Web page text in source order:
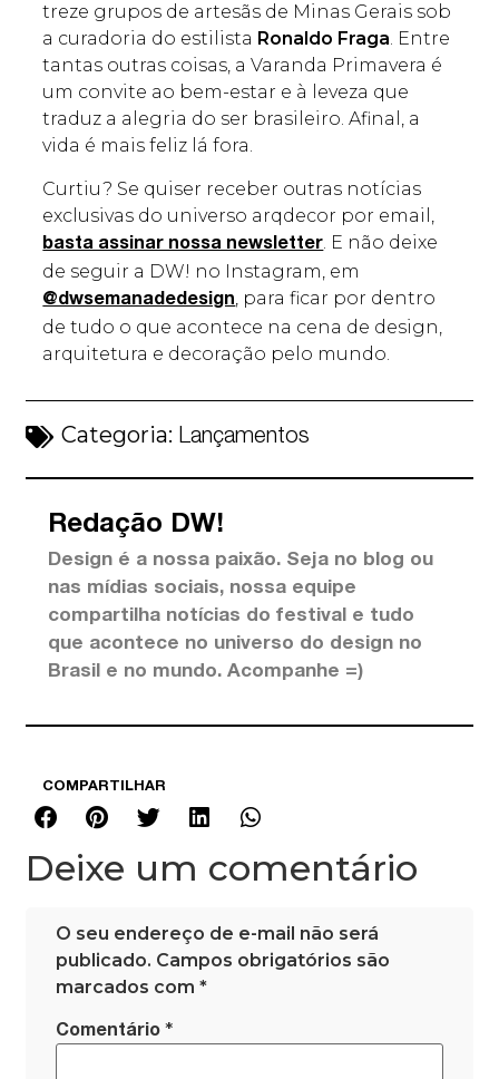
treze grupos de artesãs de Minas Gerais sob
a curadoria do estilista Ronaldo Fraga. Entre
tantas outras coisas, a Varanda Primavera é
um convite ao bem-estar e à leveza que
traduz a alegria do ser brasileiro. Afinal, a
vida é mais feliz lá fora.
Curtiu? Se quiser receber outras notícias
exclusivas do universo arqdecor por email,
basta assinar nossa newsletter. E não deixe
de seguir a DW! no Instagram, em
@dwsemanadedesign, para ficar por dentro
de tudo o que acontece na cena de design,
arquitetura e decoração pelo mundo.
Categoria: Lançamentos
Redação DW!
Design é a nossa paixão. Seja no blog ou
nas mídias sociais, nossa equipe
compartilha notícias do festival e tudo
que acontece no universo do design no
Brasil e no mundo. Acompanhe =)
COMPARTILHAR
Deixe um comentário
O seu endereço de e-mail não será
publicado. Campos obrigatórios são
marcados com*
Comentário*